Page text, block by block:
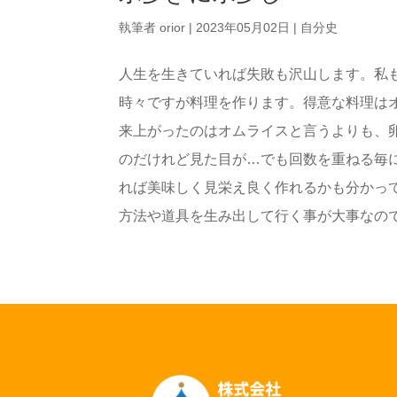
執筆者orior | 2023年05月02日 | 自分史
人生を生きていれば失敗も沢山します。
時々ですが料理を作ります。得意な料理
来上がったのはオムライスと言うよりも
のだけれど見た目が…でも回数を重ねる毎
れば美味しく見栄え良く作れるかも分か
方法や道具を生み出して行く事が大事なの